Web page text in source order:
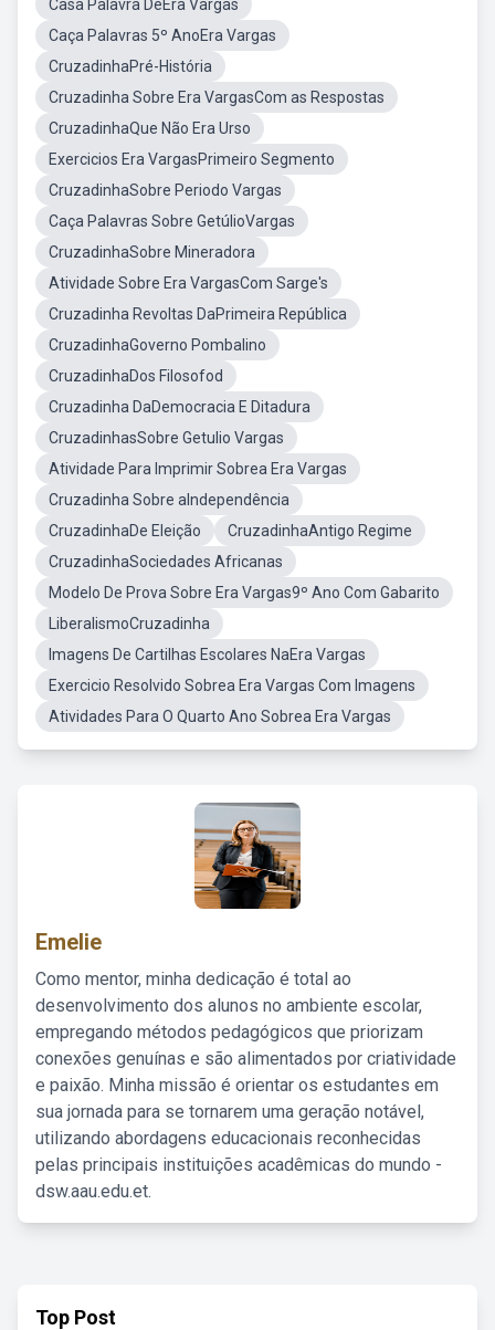
Casa Palavra DeEra Vargas
Caça Palavras 5º AnoEra Vargas
CruzadinhaPré-História
Cruzadinha Sobre Era VargasCom as Respostas
CruzadinhaQue Não Era Urso
Exercicios Era VargasPrimeiro Segmento
CruzadinhaSobre Periodo Vargas
Caça Palavras Sobre GetúlioVargas
CruzadinhaSobre Mineradora
Atividade Sobre Era VargasCom Sarge's
Cruzadinha Revoltas DaPrimeira República
CruzadinhaGoverno Pombalino
CruzadinhaDos Filosofod
Cruzadinha DaDemocracia E Ditadura
CruzadinhasSobre Getulio Vargas
Atividade Para Imprimir Sobrea Era Vargas
Cruzadinha Sobre aIndependência
CruzadinhaDe Eleição
CruzadinhaAntigo Regime
CruzadinhaSociedades Africanas
Modelo De Prova Sobre Era Vargas9º Ano Com Gabarito
LiberalismoCruzadinha
Imagens De Cartilhas Escolares NaEra Vargas
Exercicio Resolvido Sobrea Era Vargas Com Imagens
Atividades Para O Quarto Ano Sobrea Era Vargas
Emelie
Como mentor, minha dedicação é total ao
desenvolvimento dos alunos no ambiente escolar,
empregando métodos pedagógicos que priorizam
conexões genuínas e são alimentados por criatividade
e paixão. Minha missão é orientar os estudantes em
sua jornada para se tornarem uma geração notável,
utilizando abordagens educacionais reconhecidas
pelas principais instituições acadêmicas do mundo -
dsw.aau.edu.et.
Top Post